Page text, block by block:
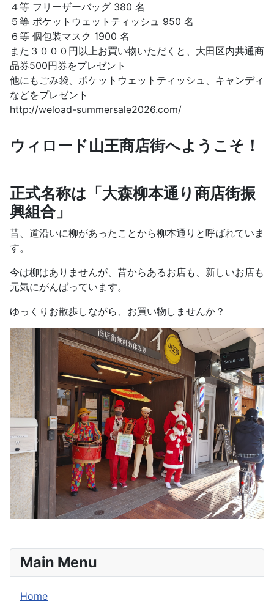
４等 フリーザーバッグ 380 名
５等 ポケットウェットティッシュ 950 名
６等 個包装マスク 1900 名
また３０００円以上お買い物いただくと、大田区内共通商
品券500円券をプレゼント
他にもごみ袋、ポケットウェットティッシュ、キャンディ
などをプレゼント
http://weload-summersale2026.com/
ウィロード山王商店街へようこそ！
正式名称は「大森柳本通り商店街振
興組合」
昔、道沿いに柳があったことから柳本通りと呼ばれていま
す。
今は柳はありませんが、昔からあるお店も、新しいお店も
元気にがんばっています。
ゆっくりお散歩しながら、お買い物しませんか？
Main Menu
Home